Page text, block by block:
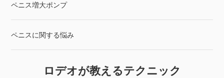
ペニス増大ポンプ
ペニスに関する悩み
ロデオが教えるテクニック